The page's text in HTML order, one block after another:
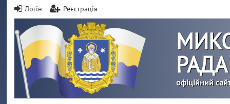
Логін Реєстрація
РАДА
офіційний